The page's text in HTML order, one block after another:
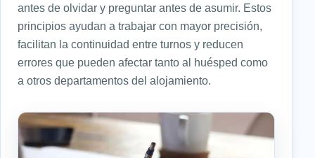
antes de olvidar y preguntar antes de asumir. Estos
principios ayudan a trabajar con mayor precisión,
facilitan la continuidad entre turnos y reducen
errores que pueden afectar tanto al huésped como
a otros departamentos del alojamiento.